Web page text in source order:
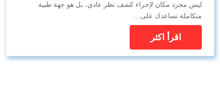
ليس مجرد مكان لإجراء كشف نظر عادي، بل هو جهة طبية
متكاملة تساعدك على…
اقرأ اكثر